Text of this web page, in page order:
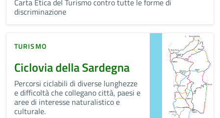
Carta Etica del Turismo contro tutte le forme di
discriminazione
TURISMO
Ciclovia della Sardegna
Percorsi ciclabili di diverse lunghezze
e difficoltà che collegano città, paesi e
aree di interesse naturalistico e
culturale.